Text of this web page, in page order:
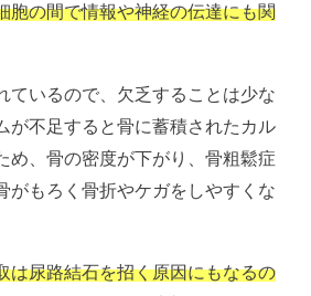
胞の間で情報や神経の伝達にも関
ているので、欠乏することは少な
が不足すると骨に蓄積されたカル
め、骨の密度が下がり、骨粗鬆症
がもろく骨折やケガをしやすくな
は尿路結石を招く原因にもなるの